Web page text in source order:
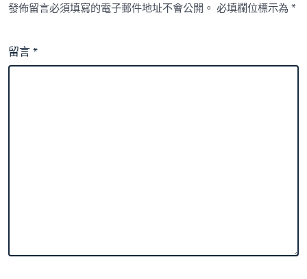
發佈留言必須填寫的電子郵件地址不會公開。 必填欄位標示為*
留言*